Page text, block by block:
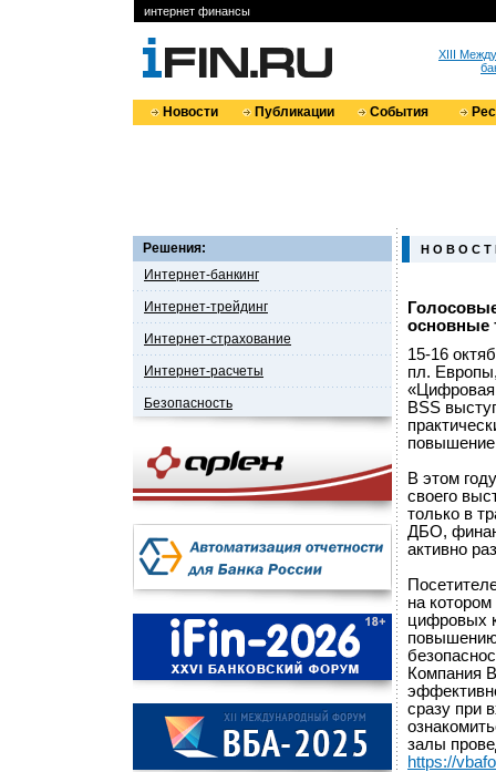
интернет финансы
XIII
Новости Публикации События
Решения:
Интернет-банкинг
Интернет-трейдинг
Интернет-страхование
Интернет-расчеты
Безопасность
Н О В О С Т
основные
15-16
пл.
BSS
В этом
своего
только в
ДБО,
активно
на
цифровых
Компания
сразу при
залы
https://